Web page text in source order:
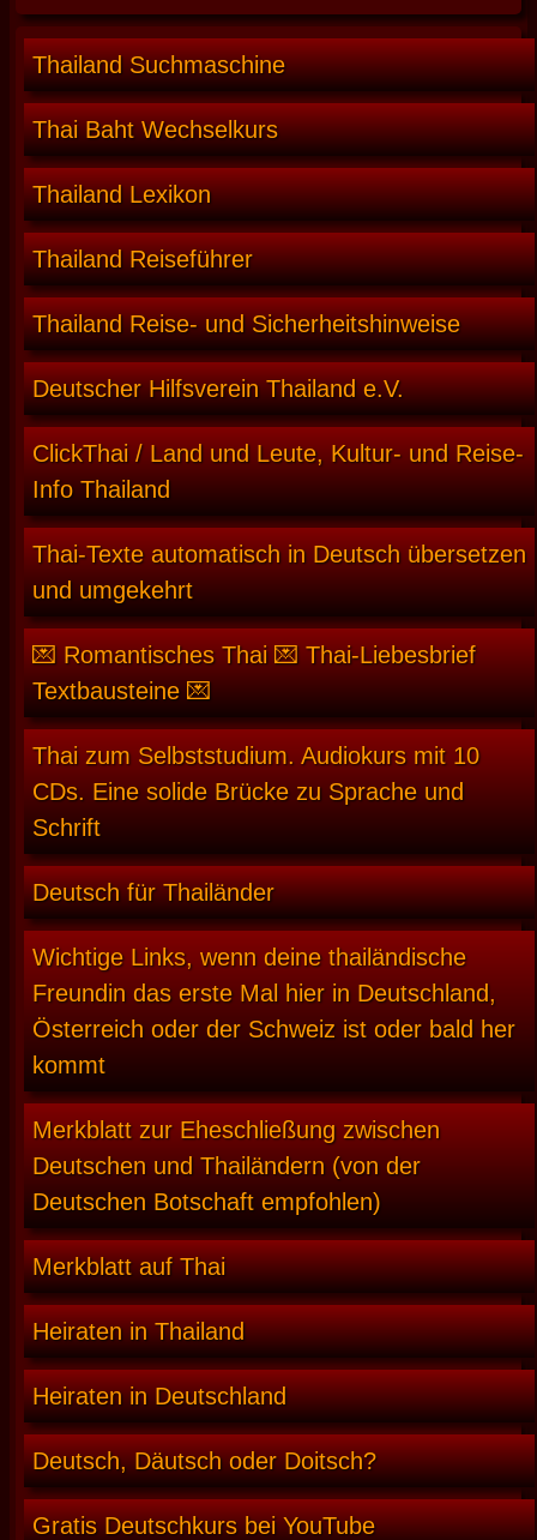
Thailand Suchmaschine
Thai Baht Wechselkurs
Thailand Lexikon
Thailand Reiseführer
Thailand Reise- und Sicherheitshinweise
Deutscher Hilfsverein Thailand e.V.
ClickThai / Land und Leute, Kultur- und Reise-
Info Thailand
Thai-Texte automatisch in Deutsch übersetzen
und umgekehrt
💌 Romantisches Thai 💌 Thai-Liebesbrief
Textbausteine 💌
Thai zum Selbststudium. Audiokurs mit 10
CDs. Eine solide Brücke zu Sprache und
Schrift
Deutsch für Thailänder
Wichtige Links, wenn deine thailändische
Freundin das erste Mal hier in Deutschland,
Österreich oder der Schweiz ist oder bald her
kommt
Merkblatt zur Eheschließung zwischen
Deutschen und Thailändern (von der
Deutschen Botschaft empfohlen)
Merkblatt auf Thai
Heiraten in Thailand
Heiraten in Deutschland
Deutsch, Däutsch oder Doitsch?
Gratis Deutschkurs bei YouTube